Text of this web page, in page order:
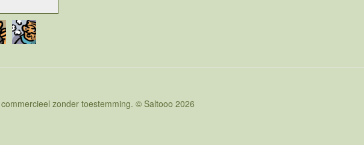
toespraak
er een
in de
Waregem
wel
en de
zonder toestemming. © Saltooo 2026